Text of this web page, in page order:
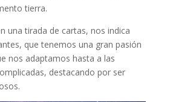
tierra.
una tirada de cartas, nos indica
que tenemos una gran pasión
nos adaptamos hasta a las
destacando por ser